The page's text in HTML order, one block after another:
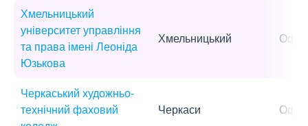
Хмельницький
університет управління
та права імені Леоніда
Юзькова
Хмельницький
Черкаський художньо-
технічний фаховий
Черкаси